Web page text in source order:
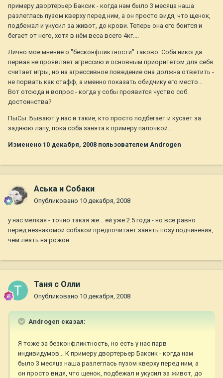
примеру двортерьер Баксик - когда нам было 3 месяца наша
разлеглась пузом кверху перед ним, а он просто видя, что щенок,
подбежал и укусил за живот, до крови. Теперь она его боится и
бегает от него, хотя в нём веса всего 4кг....
Лично моё мнение о "бесконфликтности" таково: Соба никогда
первая не проявляет агрессию и основным приоритетом для себя
считает игры, но на агрессивное поведение она должна ответить -
не порвать как стафф, а именно показать обидчику его место...
Вот отсюда и вопрос - когда у собы проявится чуство соб.
достоинства?
ПыСы. Бывают у нас и такие, кто просто подбегает и кусает за
заднюю лапу, пока соба занята к примеру палочкой...
Изменено 10 декабря, 2008 пользователем Androgen
Аська и Собаки
Опубликовано 10 декабря, 2008
у нас мелкая - точно такая же... ей уже 2.5 года - но все равно
перед незнакомой собакой предпочитает занять позу подчинения,
чем лезть на рожон.
Таня с Олли
Опубликовано 10 декабря, 2008
Androgen сказал:
Я тоже за безконфликтность, но есть у нас парв
индивидумов... К примеру двортерьер Баксик - когда нам
было 3 месяца наша разлеглась пузом кверху перед ним, а
он просто видя, что щенок, подбежал и укусил за живот, до